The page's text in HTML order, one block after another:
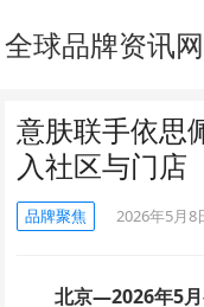
全球品牌资讯网
意肤联手依思
入社区与门店
品牌聚焦 2026年5月8
北京—2026年5